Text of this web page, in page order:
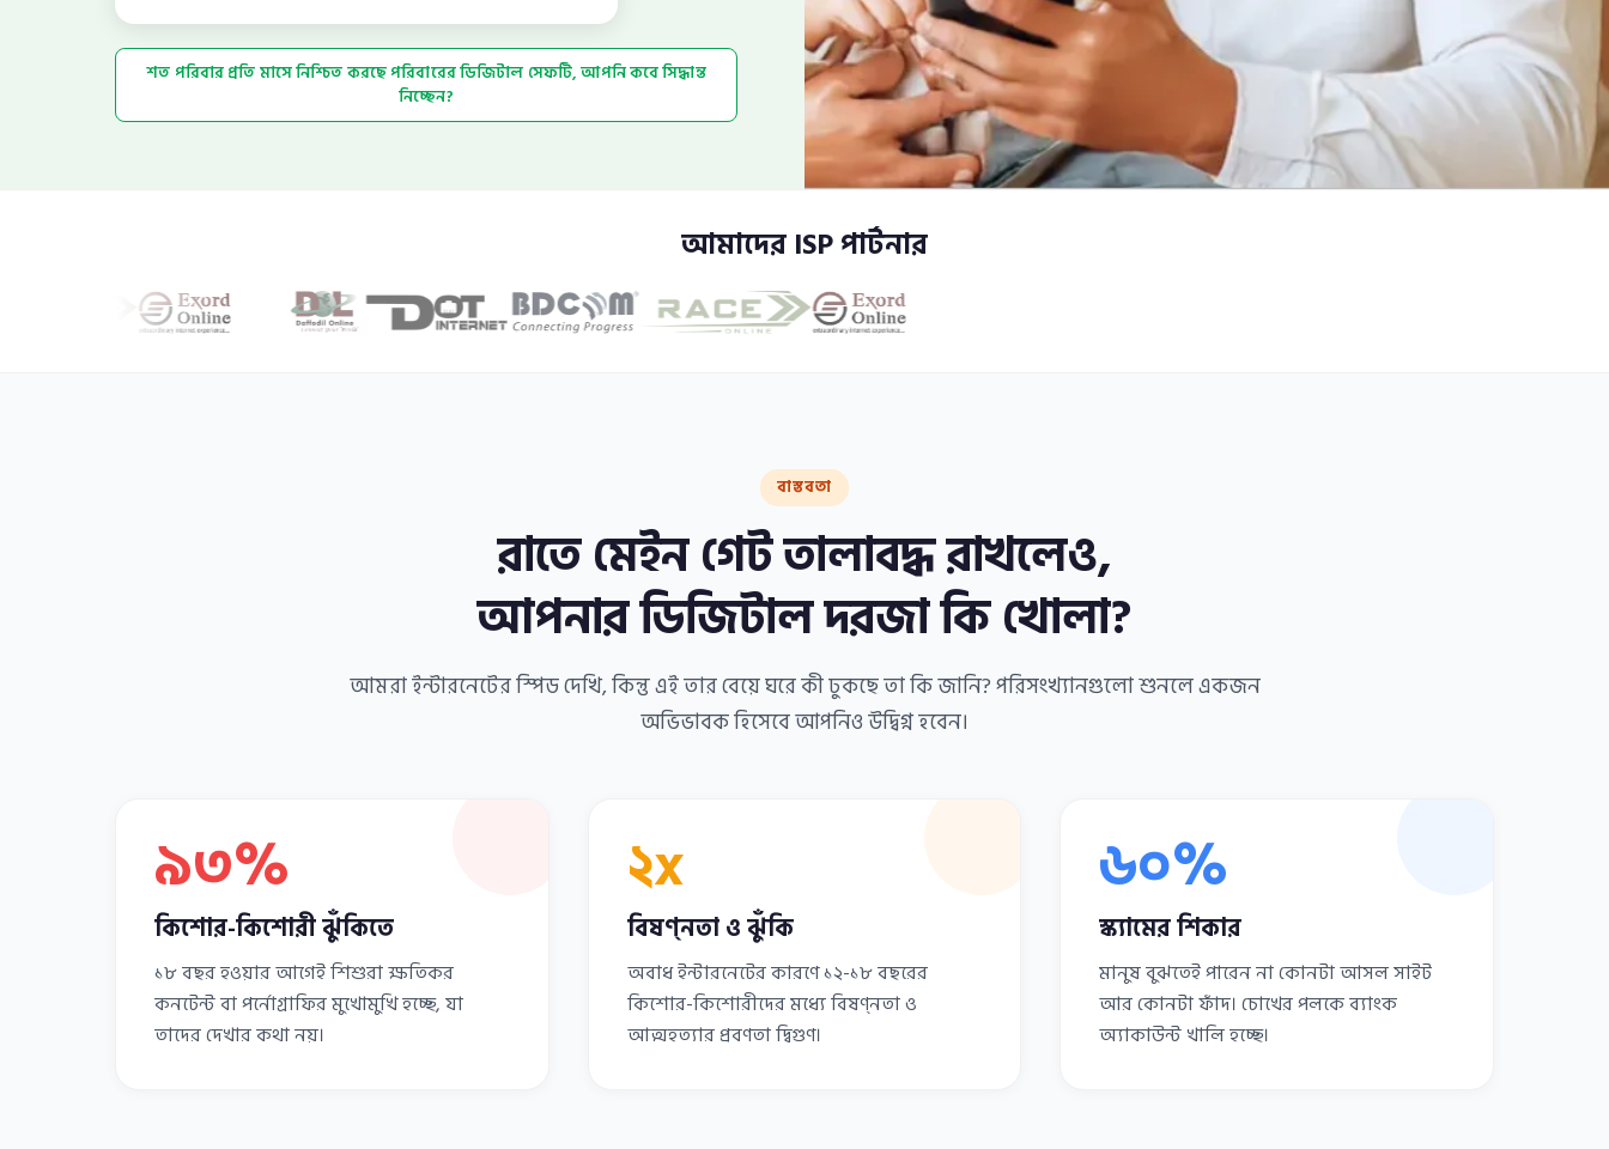
শত পরিবার প্রতি মাসে নিশ্চিত করছে পরিবারের ডিজিটাল সেফটি, আপনি কবে সিদ্ধান্ত
নিচ্ছেন?
আমাদের ISP পার্টনার
বাস্তবতা
রাতে মেইন গেট তালাবদ্ধ রাখলেও,
আপনার ডিজিটাল দরজা কি খোলা?
আমরা ইন্টারনেটের স্পিড দেখি, কিন্তু এই তার বেয়ে ঘরে কী ঢুকছে তা কি জানি? পরিসংখ্যানগুলো শুনলে একজন
অভিভাবক হিসেবে আপনিও উদ্বিগ্ন হবেন।
৯৩%
কিশোর-কিশোরী ঝুঁকিতে
১৮ বছর হওয়ার আগেই শিশুরা ক্ষতিকর
কনটেন্ট বা পর্নোগ্রাফির মুখোমুখি হচ্ছে, যা
তাদের দেখার কথা নয়।
২x
বিষণ্নতা ও ঝুঁকি
অবাধ ইন্টারনেটের কারণে ১২-১৮ বছরের
কিশোর-কিশোরীদের মধ্যে বিষণ্নতা ও
আত্মহত্যার প্রবণতা দ্বিগুণ।
৬০%
স্ক্যামের শিকার
মানুষ বুঝতেই পারেন না কোনটা আসল সাইট
আর কোনটা ফাঁদ। চোখের পলকে ব্যাংক
অ্যাকাউন্ট খালি হচ্ছে।